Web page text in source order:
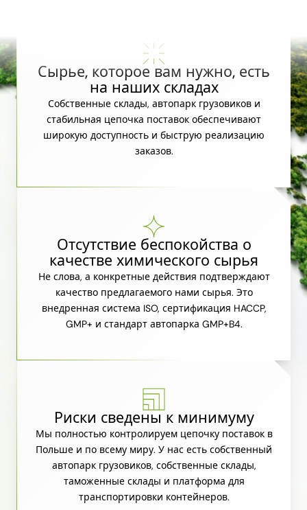
Сырье, которое вам нужно, есть
на наших складах
Собственные склады, автопарк грузовиков и
стабильная цепочка поставок обеспечивают
широкую доступность и быструю реализацию
заказов.
Отсутствие беспокойства о
качестве химического сырья
Не слова, а конкретные действия подтверждают
качество предлагаемого нами сырья. Это
внедренная система ISO, сертификация HACCP,
GMP+ и стандарт автопарка GMP+B4.
Риски сведены к минимуму
Мы полностью контролируем цепочку поставок в
Польше и по всему миру. У нас есть собственный
автопарк грузовиков, собственные склады,
таможенные склады и платформа для
транспортировки контейнеров.